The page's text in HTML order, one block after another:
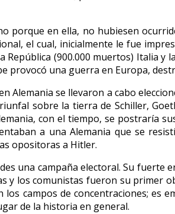
porque en ella, no hubiesen
el cual, inicialmente le fue
República (900.000 muertos) Italia
provocó una guerra en Europa,
Alemania se llevaron a cabo
sobre la tierra de Schiller,
con el tiempo, se postraría
a una Alemania que se
opositoras a Hitler.
una campaña electoral. Su
y los comunistas fueron su primer
campos de concentraciones; es
de la historia en general.